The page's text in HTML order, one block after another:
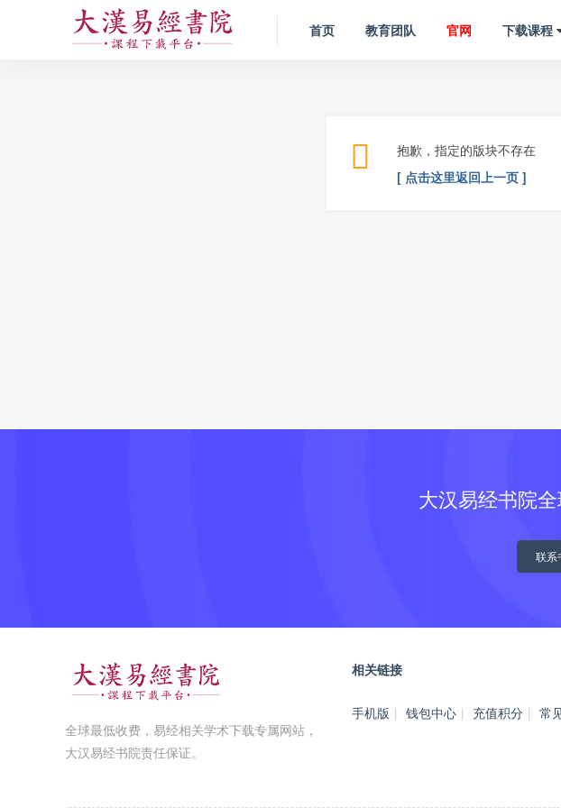
首页 教育团队 官网 下载课程
抱歉，指定的版块不存在
[ 点击这里返回上一页 ]
大汉易经书院
联系
全球最低收费，易经相关学术下载专属网站，
大汉易经书院责任保证。
相关链接
手机版 | 钱包中心 | 充值积分 | 常